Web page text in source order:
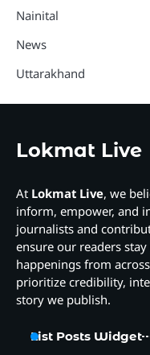
Nainital
News
Uttarakhand
Lokmat Live
At Lokmat Live, we
inform, empower, and
journalists and
ensure our readers
happenings from
prioritize credibility,
story we publish.
List Posts Widget